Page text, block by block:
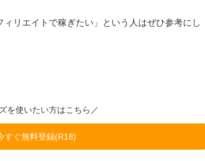
ィリエイトで稼ぎたい」という人はぜひ参考にし
を使いたい方はこちら／
すぐ無料登録(R18)